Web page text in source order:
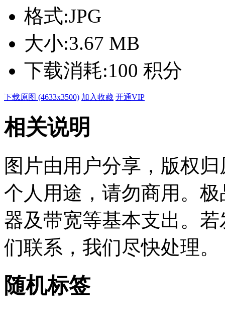
格式:JPG
大小:3.67 MB
下载消耗:100 积分
下载原图 (4633x3500) 加入收藏 开通VIP
相关说明
图片由用户分享，版权
个人用途，请勿商用。
器及带宽等基本支出。
们联系，我们尽快处理。
随机标签